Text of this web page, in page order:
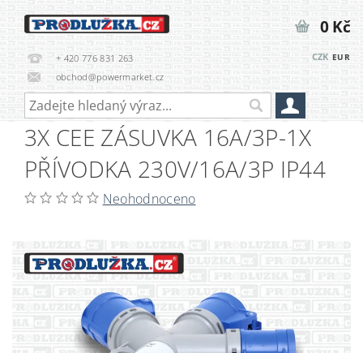
+ 420 776 831 263
obchod@powermarket.cz
CZK EUR
0 Kč
3X CEE ZÁSUVKA 16A/3P-1X
PŘÍVODKA 230V/16A/3P IP44
Neohodnoceno